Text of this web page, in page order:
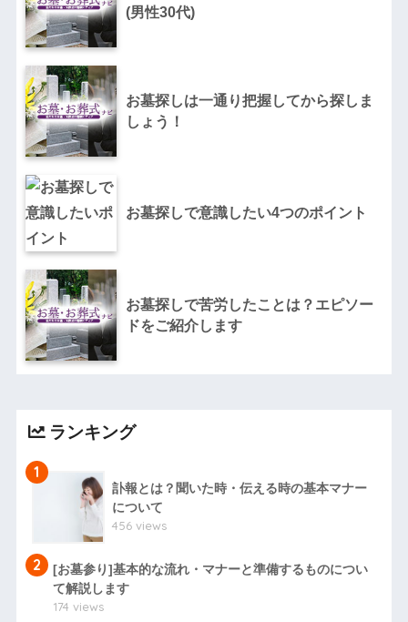
(男性30代)
お墓探しは一通り把握してから探しま
しょう！
お墓探しで意識したい4つのポイント
お墓探しで苦労したことは？エピソー
ドをご紹介します
ランキング
1
訃報とは？聞いた時・伝える時の基本マナー
について
456 views
2
[お墓参り]基本的な流れ・マナーと準備するものについ
て解説します
174 views